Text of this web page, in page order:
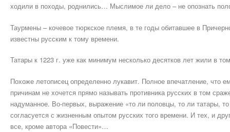
ходили в походы, роднились… Мыслимое ли дело – не опознать
Таурмены – кочевое тюркское племя, в те годы обитавшее в
известны русским к тому времени.
Татары к 1223 г. уже как минимум несколько десятков лет жили в
Похоже летописец определенно лукавит. Полное впечатление, что
причинам не хочется прямо называть противника русских в том
надуманное. Во-первых, выражение «то ли половцы, то ли татары,
согласуется с жизненным опытом русских того времени. И тех, и
все, кроме автора «Повести»…